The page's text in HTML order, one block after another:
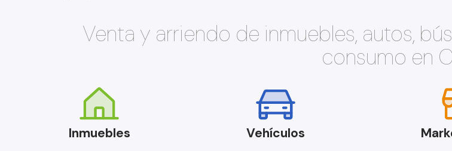
Venta y arriendo de inmuebles, autos,
consumo en
Inmuebles Vehículos